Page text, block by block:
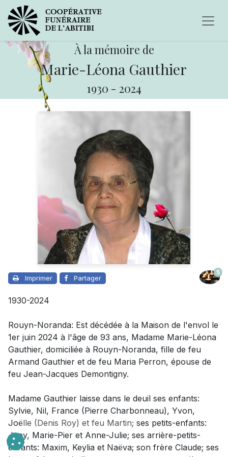
À la mémoire de
Marie-Léona Gauthier
1930 - 2024
Imprimer Partager
5
1930-2024
Rouyn-Noranda: Est décédée à la Maison de l'envol le
1er juin 2024 à l'âge de 93 ans, Madame Marie-Léona
Gauthier, domiciliée à Rouyn-Noranda, fille de feu
Armand Gauthier et de feu Maria Perron, épouse de
feu Jean-Jacques Demontigny.
Madame Gauthier laisse dans le deuil ses enfants:
Sylvie, Nil, France (Pierre Charbonneau), Yvon,
Joëlle (Denis Roy) et feu Martin; ses petits-enfants:
Joey, Marie-Pier et Anne-Julie; ses arrière-petits-
enfants: Maxim, Keylia et Naëva; son frère Claude; ses